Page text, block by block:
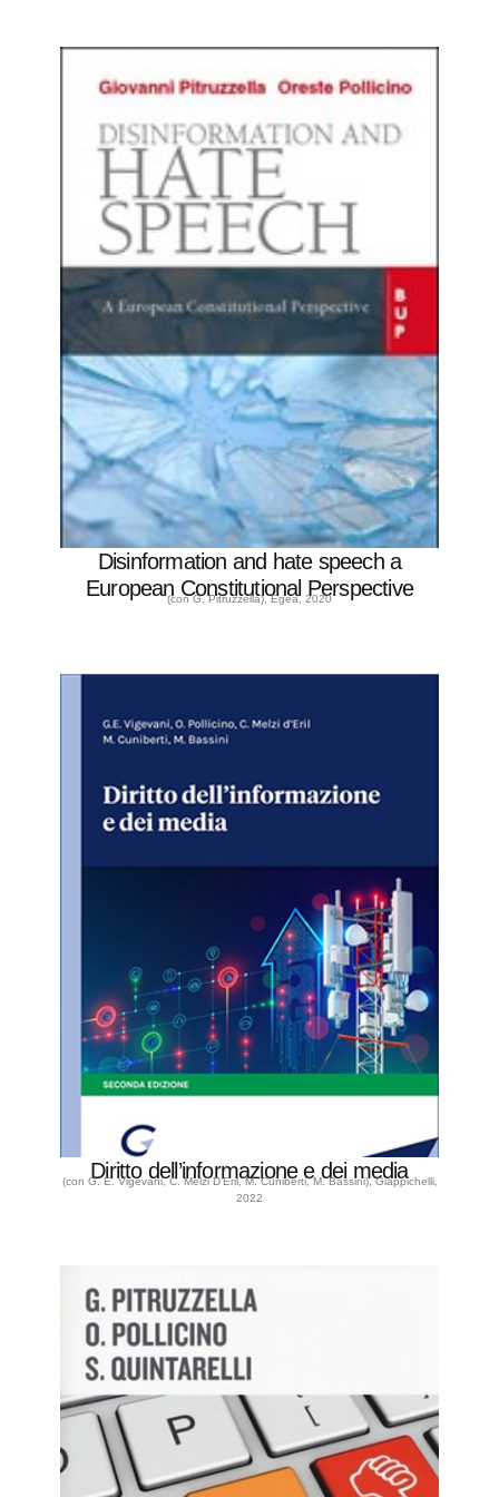
Disinformation and hate speech a
European Constitutional Perspective
(con G. Pitruzzella), Egea, 2020
Diritto dell’informazione e dei media
(con G. E. Vigevani, C. Melzi D’Eril, M. Cuniberti, M. Bassini), Giappichelli,
2022